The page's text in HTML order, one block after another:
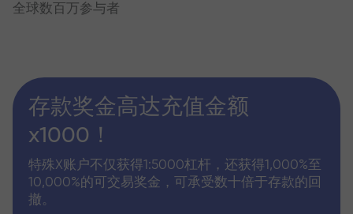
全球数百万参与者
存款奖金高达充值金额
x1000！
特殊X账户不仅获得1:5000杠杆，还获得1,000%至
10,000%的可交易奖金，可承受数十倍于存款的回
撤。